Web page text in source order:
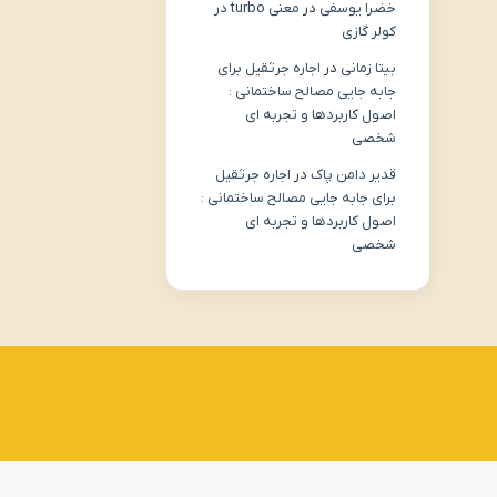
خضرا یوسفی در
معنی turbo در
کولر گازی
بیتا زمانی در اجاره جرثقیل برای
جابه جایی مصالح ساختمانی :
اصول کاربردها و تجربه ای
شخصی
قدیر دامن پاکدر اجاره جرثقیل
برای جابه جایی مصالح ساختمانی :
اصول کاربردها و تجربه ای
شخصی